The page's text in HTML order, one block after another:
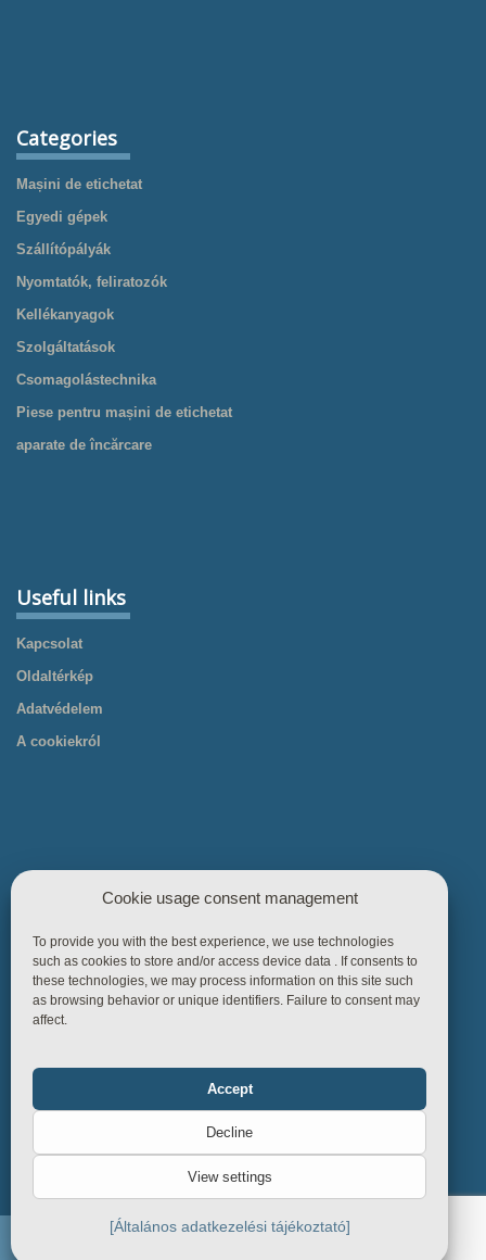
Categories
Mașini de etichetat
Egyedi gépek
Szállítópályák
Nyomtatók, feliratozók
Kellékanyagok
Szolgáltatások
Csomagolástechnika
Piese pentru mașini de etichetat
aparate de încărcare
Useful links
Kapcsolat
Oldaltérkép
Adatvédelem
A cookiekról
Legături utile
Pagina principală
Produse
Referințe
Depozitul de cunoștințe
Reguli de afaceri
Cookie usage consent management
To provide you with the best experience, we use technologies
such as cookies to store and/or access device data . If consents to
these technologies, we may process information on this site such
as browsing behavior or unique identifiers. Failure to consent may
affect.
Statistics
Accept
Decline
View settings
[Általános adatkezelési tájékoztató]